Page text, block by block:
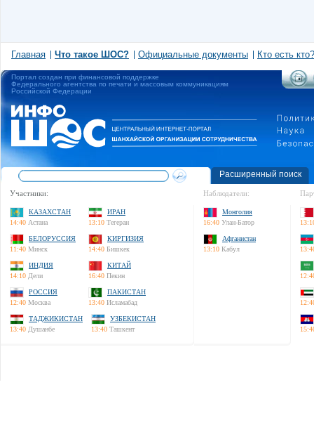
Главная Что такое ШОС? Официальные документы Кто есть кто?
Портал создан при финансовой поддержке
Федерального агентства по печати и массовым коммуникациям
Российской Федерации
Расширенный поиск
Участники:
КАЗАХСТАН
14:40 Астана
ИРАН
13:10 Тегеран
БЕЛОРУССИЯ
11:40 Минск
КИРГИЗИЯ
14:40 Бишкек
ИНДИЯ
14:10 Дели
КИТАЙ
16:40 Пекин
РОССИЯ
12:40 Москва
ПАКИСТАН
13:40 Исламабад
ТАДЖИКИСТАН
13:40 Душанбе
УЗБЕКИСТАН
13:40 Ташкент
Наблюдатели:
Монголия
16:40 Улан-Батор
Афганистан
13:10 Кабул